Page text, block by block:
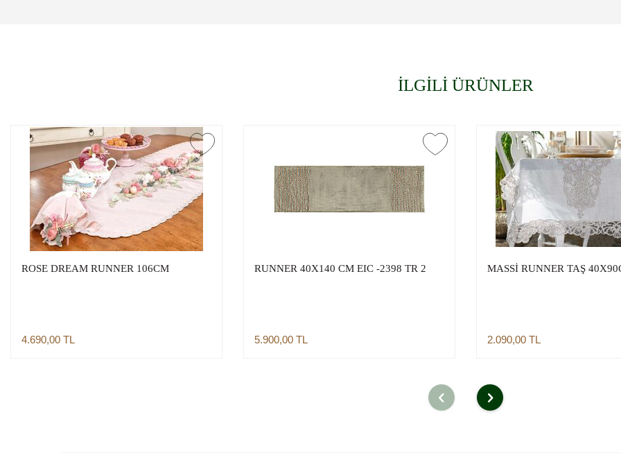
İLGİLİ ÜRÜNLER
ROSE DREAM RUNNER 106CM
4.690,00 TL
RUNNER 40X140 CM EIC -2398 TR 2
5.900,00 TL
MASSİ RUNNER TAŞ
2.090,00 TL